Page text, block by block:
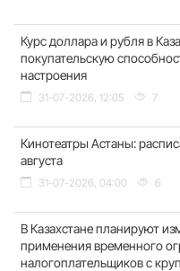
Курс доллара и рубля в
покупательскую
настроения
31-07-2026, 12:05 7
Кинотеатры Астаны:
августа
31-07-2026, 04:00 6
В Казахстане планируют
применения временного
налогоплательщиков с